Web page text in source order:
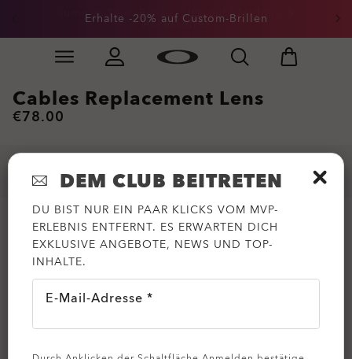
Skip to
Erhalte -20% auf Custom-Brillen
Summer-Sale: Bis zu -50% auf Kleidung &
Accessoires
Slide 2 of 3. Summer-Sale: Bis zu -50% auf Kleidung &
Cables Replacement Lens
€78.00
DEM CLUB BEITRETEN
DU BIST NUR EIN PAAR KLICKS VOM MVP-
ERLEBNIS ENTFERNT. ES ERWARTEN DICH
EXKLUSIVE ANGEBOTE, NEWS UND TOP-
INHALTE.
E-Mail-Adresse *